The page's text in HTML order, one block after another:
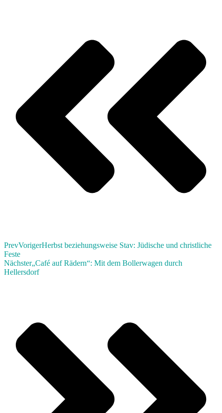
PrevVorigerHerbst beziehungsweise Stav: Jüdische und christliche
Feste
Nächster„Café auf Rädern“: Mit dem Bollerwagen durch
Hellersdorf